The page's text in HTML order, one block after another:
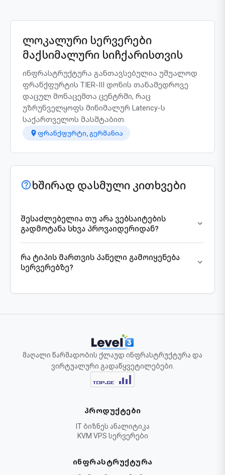
ლოკალური სერვერები
მაქსიმალური სიჩქარისთვის
ინფრასტრუქტურა განთავსებულია უშუალოდ
ფრანქფურტის TIER-III დონის თანამედროვე
დაცულ მონაცემთა ცენტრში, რაც
უზრუნველყოფს მინიმალურ Latency-ს
საქართველოს მასშტაბით.
ფრანქფურტი, გერმანია
ხშირად დასმული კითხვები
შესაძლებელია თუ არა ვებსაიტების
გადმოტანა სხვა პროვაიდერიდან?
ფაილებისა და მონაცემთა ბაზების უსაფრთხო,
უდანაკარგო გადმოტანას საიტის გათიშვის
რა ტიპის მართვის პანელი გამოიყენება
სერვერებზე?
რომელიც აღჭურვილია Softaculous-ის ავტომატური
კრიპტო-მოდულებით.
მაღალი წარმადობის ქლაუდ ინფრასტრუქტურა და
ვირტუალური გადაწყვეტილებები.
ᲞᲠᲝᲓᲣᲥᲢᲔᲑᲘ
IT ბიზნეს ანალიტიკა
KVM VPS სერვერები
ᲘᲜᲤᲠᲐᲡᲢᲠᲣᲥᲢᲣᲠᲐ